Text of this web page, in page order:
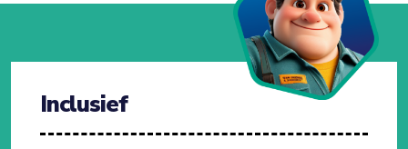
Inclusief